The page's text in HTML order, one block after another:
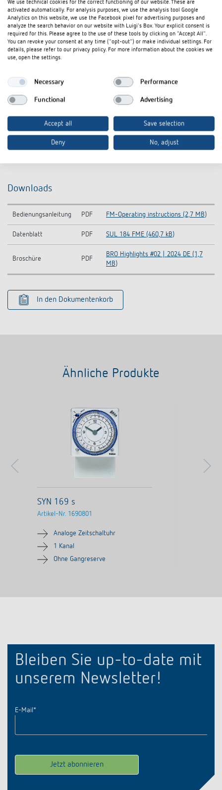
Downloads
Bedienungsanleitung PDF FM-Operating instructions (2,7 MB)
Datenblatt PDF SUL 184 FME (460,7 kB)
Broschüre PDF
BRO Highlights #02 | 2024 DE (1,7
MB)
In den Dokumentenkorb
Ähnliche Produkte
SYN 169 s
Artikel-Nr. 1690801
Analoge Zeitschaltuhr
1 Kanal
Ohne Gangreserve
Bleiben Sie up-to-date mit
unserem Newsletter!
E-Mail *
We use technical cookies for the correct functioning of our website. These are
activated automatically. For analysis purposes, we use the analysis tool Google
Analytics on this website, we use the Facebook pixel for advertising purposes and
analyze the search behavior on our website with Luigi's Box. Your explicit consent is
required for this. Please agree to the use of these tools by clicking on "Accept All".
You can revoke your consent at any time ("opt-out") or make individual settings. For
details, please refer to our privacy policy. For more information about the cookies we
use, open the settings.
Necessary Performance
Functional Advertising
Accept all Save selection
Deny No, adjust